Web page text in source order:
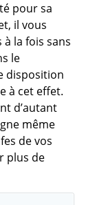
pour sa
il vous
la fois sans
le
disposition
à cet effet.
d’autant
même
de vos
plus de